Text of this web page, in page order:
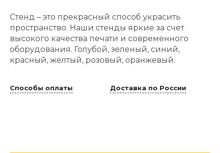
Стенд – это прекрасный способ украсить
пространство. Наши стенды яркие за счет
высокого качества печати и современного
оборудования. Голубой, зеленый, синий,
красный, желтый, розовый, оранжевый.
Способы оплаты Доставка по России